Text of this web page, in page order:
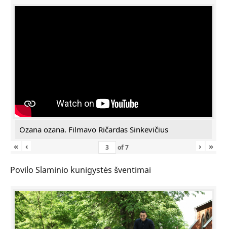
Ozana ozana. Filmavo Ričardas Sinkevičius
«
‹ of7 › »
Povilo Slaminio kunigystės šventimai